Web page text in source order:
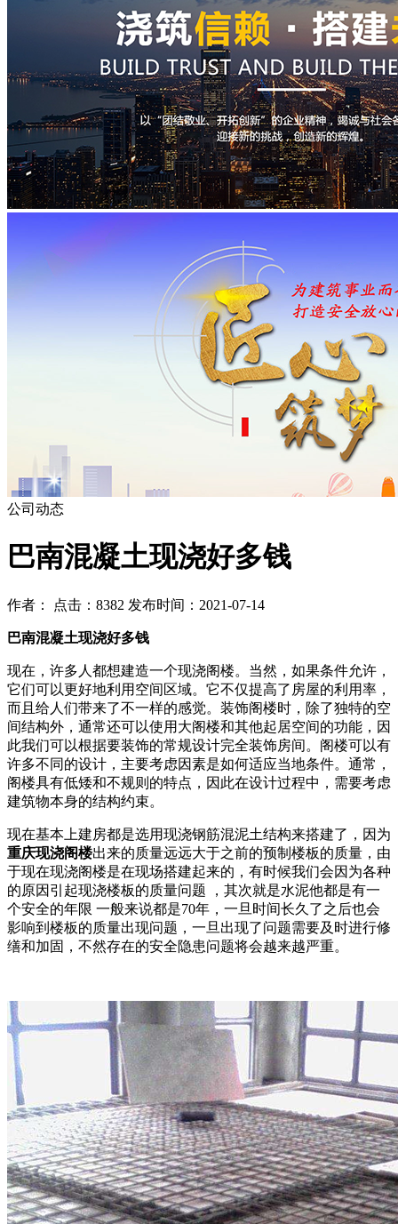
公司动态
巴南混凝土现浇好多钱
作者： 点击：8382 发布时间：2021-07-14
巴南混凝土现浇好多钱
现在，许多人都想建造一个现浇阁楼。当然，如果条件允许，
它们可以更好地利用空间区域。它不仅提高了房屋的利用率，
而且给人们带来了不一样的感觉。装饰阁楼时，除了独特的空
间结构外，通常还可以使用大阁楼和其他起居空间的功能，因
此我们可以根据要装饰的常规设计完全装饰房间。阁楼可以有
许多不同的设计，主要考虑因素是如何适应当地条件。通常，
阁楼具有低矮和不规则的特点，因此在设计过程中，需要考虑
建筑物本身的结构约束。
现在基本上建房都是选用现浇钢筋混泥土结构来搭建了，因为
重庆现浇阁楼出来的质量远远大于之前的预制楼板的质量，由
于现在现浇阁楼是在现场搭建起来的，有时候我们会因为各种
的原因引起现浇楼板的质量问题 ，其次就是水泥他都是有一
个安全的年限 一般来说都是70年，一旦时间长久了之后也会
影响到楼板的质量出现问题，一旦出现了问题需要及时进行修
缮和加固，不然存在的安全隐患问题将会越来越严重。